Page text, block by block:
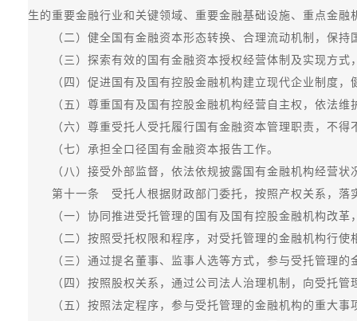
生的重要金融行业和关键领域、重要金融基础设施、重点金融
（二）健全国有金融资本形态转换、合理流动机制，保持
（三）探索有效的国有金融资本授权经营体制及实现方式
（四）促进国有及国有控股金融机构建立现代企业制度，
（五）尊重国有及国有控股金融机构经营自主权，依法维
（六）尊重受托人受托履行国有金融资本管理职责，不得
（七）承担全口径国有金融资本报告工作。
（八）接受外部监督，依法依规披露国有金融机构经营状
第十一条 受托人根据财政部门委托，按照产权关系，落
（一）协同推进受托管理的国有及国有控股金融机构改革
（二）按照受托权限和程序，对受托管理的金融机构行使
（三）通过提名董事、监事人选等方式，参与受托管理的
（四）按照股权关系，通过公司法人治理机制，向受托管
（五）按照法定程序，参与受托管理的金融机构的重大事